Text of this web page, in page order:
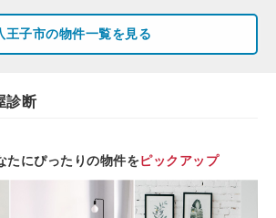
王子市の物件一覧を見る
診断
たにぴったりの物件をピックアップ